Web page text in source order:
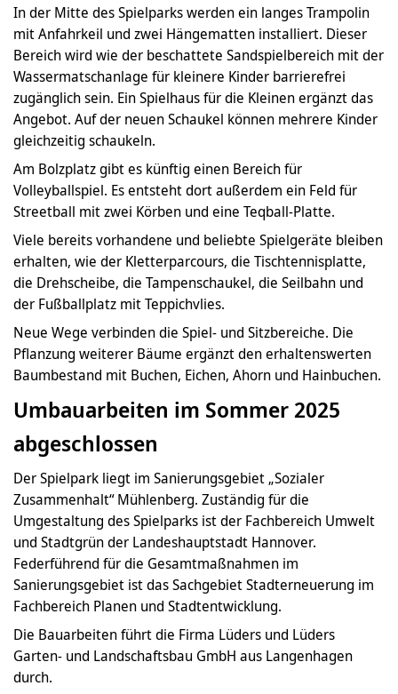
In der Mitte des Spielparks werden ein langes Trampolin
mit Anfahrkeil und zwei Hängematten installiert. Dieser
Bereich wird wie der beschattete Sandspielbereich mit der
Wassermatschanlage für kleinere Kinder barrierefrei
zugänglich sein. Ein Spielhaus für die Kleinen ergänzt das
Angebot. Auf der neuen Schaukel können mehrere Kinder
gleichzeitig schaukeln.
Am Bolzplatz gibt es künftig einen Bereich für
Volleyballspiel. Es entsteht dort außerdem ein Feld für
Streetball mit zwei Körben und eine Teqball-Platte.
Viele bereits vorhandene und beliebte Spielgeräte bleiben
erhalten, wie der Kletterparcours, die Tischtennisplatte,
die Drehscheibe, die Tampenschaukel, die Seilbahn und
der Fußballplatz mit Teppichvlies.
Neue Wege verbinden die Spiel- und Sitzbereiche. Die
Pflanzung weiterer Bäume ergänzt den erhaltenswerten
Baumbestand mit Buchen, Eichen, Ahorn und Hainbuchen.
Umbauarbeiten im Sommer 2025
abgeschlossen
Der Spielpark liegt im Sanierungsgebiet „Sozialer
Zusammenhalt“ Mühlenberg. Zuständig für die
Umgestaltung des Spielparks ist der Fachbereich Umwelt
und Stadtgrün der Landeshauptstadt Hannover.
Federführend für die Gesamtmaßnahmen im
Sanierungsgebiet ist das Sachgebiet Stadterneuerung im
Fachbereich Planen und Stadtentwicklung.
Die Bauarbeiten führt die Firma Lüders und Lüders
Garten- und Landschaftsbau GmbH aus Langenhagen
durch.